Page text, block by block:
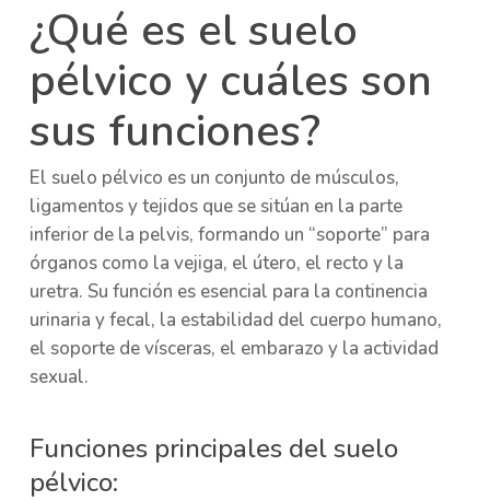
¿Qué es el suelo
pélvico y cuáles son
sus funciones?
El suelo pélvico es un conjunto de músculos,
ligamentos y tejidos que se sitúan en la parte
inferior de la pelvis, formando un “soporte” para
órganos como la vejiga, el útero, el recto y la
uretra. Su función es esencial para la continencia
urinaria y fecal, la estabilidad del cuerpo humano,
el soporte de vísceras, el embarazo y la actividad
sexual.
Funciones principales del suelo
pélvico: